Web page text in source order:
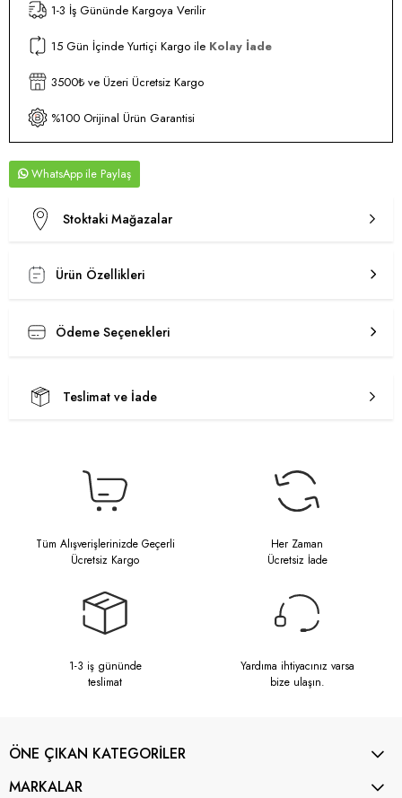
1-3 İş Gününde Kargoya Verilir
15 Gün İçinde Yurtiçi Kargo ile Kolay İade
3500₺ ve Üzeri Ücretsiz Kargo
%100 Orijinal Ürün Garantisi
WhatsApp
Stoktaki Mağazalar
Ürün Özellikleri
Ödeme Seçenekleri
Teslimat ve İade
Tüm Alışverişlerinizde Geçerli
Ücretsiz Kargo
Her Zaman
Ücretsiz İade
1-3 iş gününde
teslimat
Yardıma ihtiyacınız varsa
bize ulaşın.
ÖNE ÇIKAN KATEGORİLER
MARKALAR